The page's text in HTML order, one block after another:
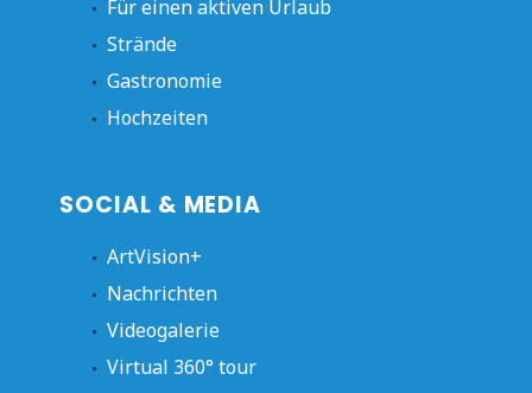
Für einen aktiven Urlaub
Strände
Gastronomie
Hochzeiten
SOCIAL & MEDIA
ArtVision+
Nachrichten
Videogalerie
Virtual 360° tour